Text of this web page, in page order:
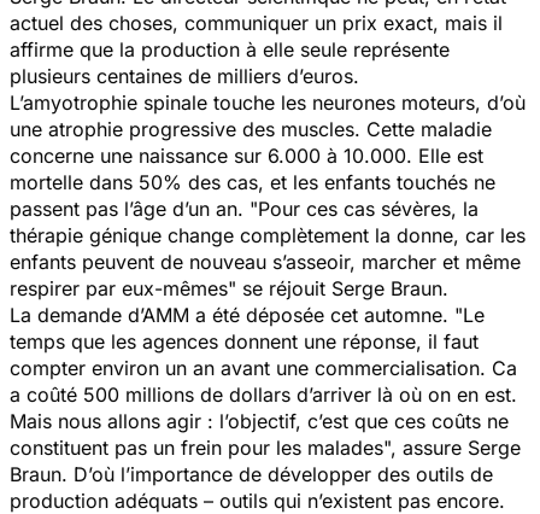
actuel des choses, communiquer un prix exact, mais il
affirme que la production à elle seule représente
plusieurs centaines de milliers d’euros.
L’amyotrophie spinale touche les neurones moteurs, d’où
une atrophie progressive des muscles. Cette maladie
concerne une naissance sur 6.000 à 10.000. Elle est
mortelle dans 50% des cas, et les enfants touchés ne
passent pas l’âge d’un an. "Pour ces cas sévères, la
thérapie génique change complètement la donne, car les
enfants peuvent de nouveau s’asseoir, marcher et même
respirer par eux-mêmes" se réjouit Serge Braun.
La demande d’AMM a été déposée cet automne. "Le
temps que les agences donnent une réponse, il faut
compter environ un an avant une commercialisation. Ca
a coûté 500 millions de dollars d’arriver là où on en est.
Mais nous allons agir : l’objectif, c’est que ces coûts ne
constituent pas un frein pour les malades", assure Serge
Braun. D’où l’importance de développer des outils de
production adéquats – outils qui n’existent pas encore.